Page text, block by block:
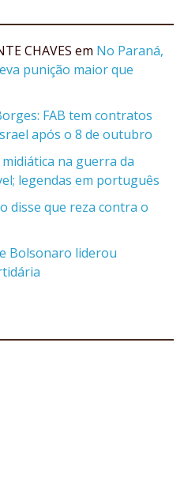
CHAVES em No Paraná,
punição maior que
FAB tem contratos
após o 8 de outubro
na guerra da
legendas em português
disse que reza contra o
Bolsonaro liderou